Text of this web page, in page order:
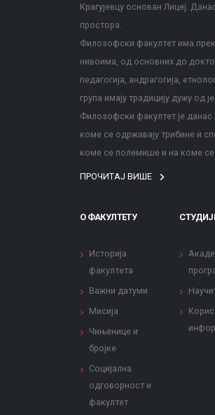
Крагујевцу основан Лицеј.
простора.
Филозофски факултет има
нивоима, од основних до
педагогија, андрагогија,
група имају традицију дужу од
Филозофски факултет је
коме се одржавају трибине и
коме се полемише и на коме се
ПРОЧИТАЈ ВИШЕ
О ФАКУЛТЕТУ
Историја
факултета
Важни датуми
Мисија
Чињенице и
бројке
Социјална
одговорност и
факултет